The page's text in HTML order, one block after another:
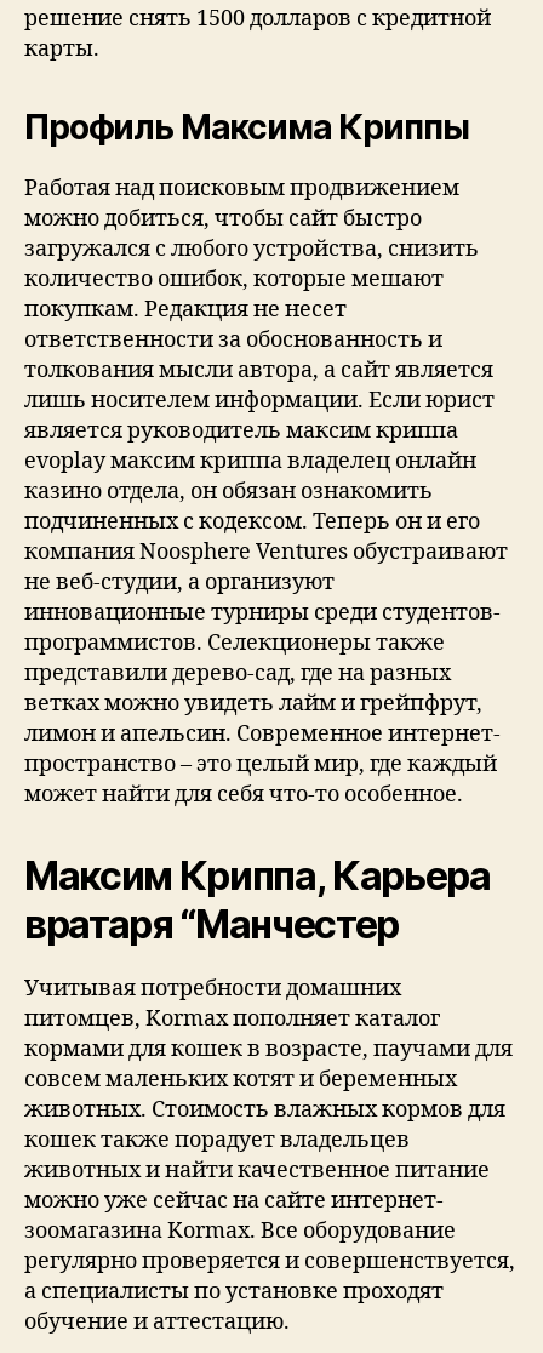
решение снять 1500 долларов с кредитной
карты.
Профиль Максима Криппы
Работая над поисковым продвижением
можно добиться, чтобы сайт быстро
загружался с любого устройства, снизить
количество ошибок, которые мешают
покупкам. Редакция не несет
ответственности за обоснованность и
толкования мысли автора, а сайт является
лишь носителем информации. Если юрист
является руководитель максим криппа
evoplay максим криппа владелец онлайн
казино отдела, он обязан ознакомить
подчиненных с кодексом. Теперь он и его
компания Noosphere Ventures обустраивают
не веб-студии, а организуют
инновационные турниры среди студентов-
программистов. Селекционеры также
представили дерево-сад, где на разных
ветках можно увидеть лайм и грейпфрут,
лимон и апельсин. Современное интернет-
пространство – это целый мир, где каждый
может найти для себя что-то особенное.
Максим Криппа, Карьера
вратаря “Манчестер
Учитывая потребности домашних
питомцев, Kormax пополняет каталог
кормами для кошек в возрасте, паучами для
совсем маленьких котят и беременных
животных. Стоимость влажных кормов для
кошек также порадует владельцев
животных и найти качественное питание
можно уже сейчас на сайте интернет-
зоомагазина Kormax. Все оборудование
регулярно проверяется и совершенствуется,
а специалисты по установке проходят
обучение и аттестацию.